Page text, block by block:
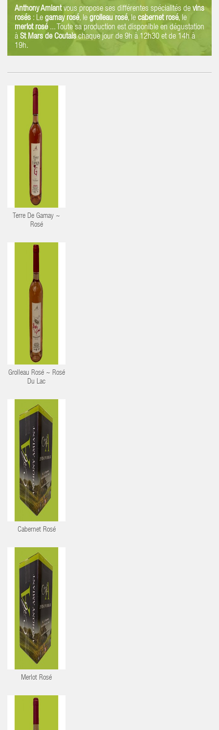
Anthony Amiantvous propose ses différentes spécialités de vins
rosés : Le gamay rosé, le grolleau rosé, le cabernet rosé, le
merlot rosé... Toute sa production est disponible en dégustation
à St Mars de Coutaischaque jour de 9h à 12h30 et de 14h à
19h.
Terre De Gamay ~
Rosé
Grolleau Rosé ~ Rosé
Du Lac
Cabernet Rosé
Merlot Rosé